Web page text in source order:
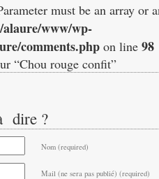
must be an array or
alaure/www/wp-
comments.php on line 98
“Chou rouge confit”
dire ?
Nom (required)
Mail (ne sera pas publié) (required)